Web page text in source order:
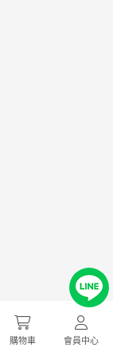
購物車 會員中心